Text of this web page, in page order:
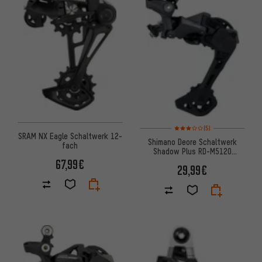
SRAM NX Eagle Schaltwerk 12-
fach
67,99€
Bewertungen: 3 von 5
(5)
Shimano Deore Schaltwerk
Shadow Plus RD-M5120
29,99€